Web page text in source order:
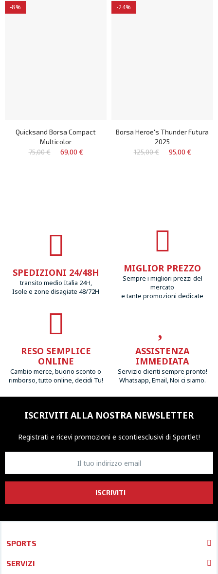
-8%
Quicksand Borsa Compact
Multicolor
75,00 €
69,00 €
-24%
Borsa Heroe's Thunder Futura
2025
125,00 €
95,00 €
SPEDIZIONI 24/48H
transito medio Italia 24H,
Isole e zone disagiate 48/72H
MIGLIOR PREZZO
Sempre i migliori prezzi del
mercato
e tante promozioni dedicate
RESO SEMPLICE
ONLINE
Cambio merce, buono sconto o
rimborso, tutto online, decidi Tu!
ASSISTENZA
IMMEDIATA
Servizio clienti sempre pronto!
Whatsapp, Email, Noi ci siamo.
ISCRIVITI ALLA NOSTRA NEWSLETTER
Registrati e ricevi promozioni e scontiesclusivi di Sportlet!
ISCRIVITI
SPORTS
SERVIZI